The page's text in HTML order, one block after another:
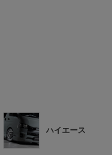
ハイエース